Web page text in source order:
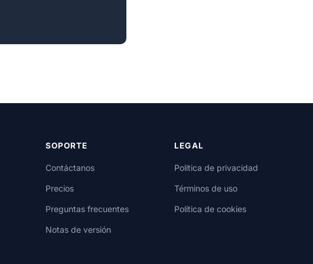
SOPORTE
Contáctanos
Precios
Preguntas frecuentes
Notas de versión
LEGAL
Política de privacidad
Términos de uso
Política de cookies